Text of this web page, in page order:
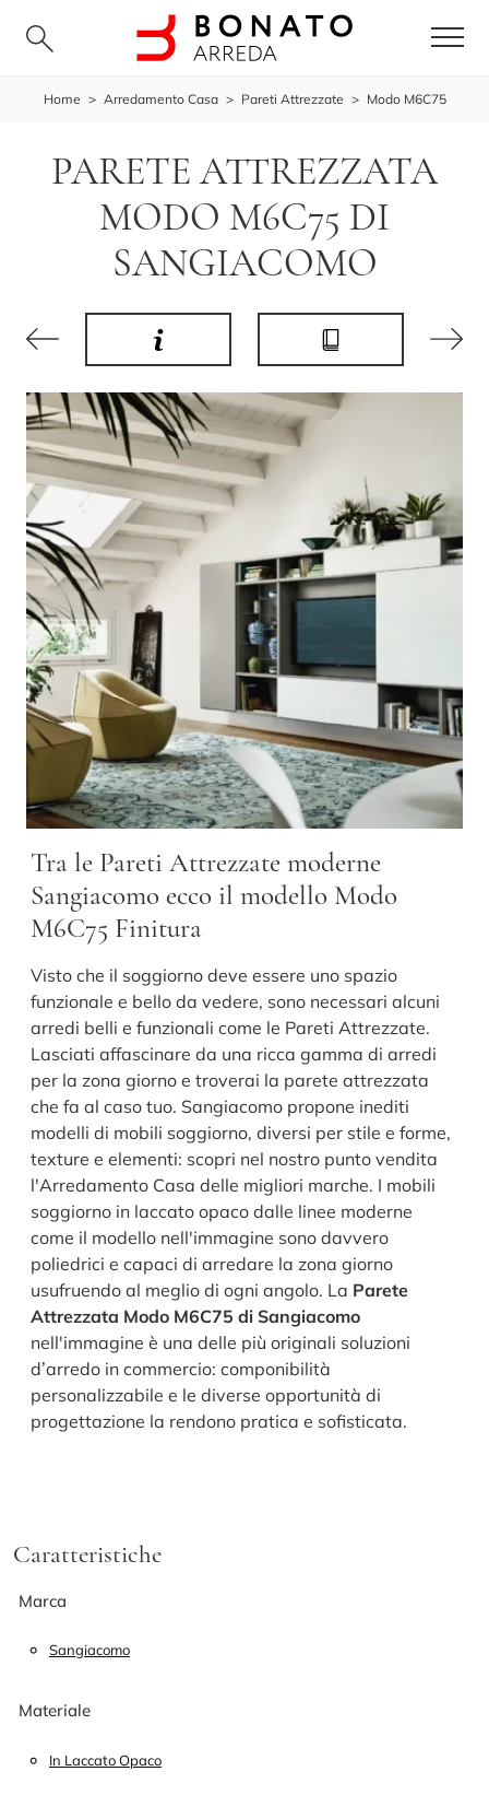
Home > Arredamento Casa > Pareti Attrezzate > Modo M6C75
PARETE ATTREZZATA
MODO M6C75 DI
SANGIACOMO
Tra le Pareti Attrezzate moderne
Sangiacomo ecco il modello Modo
M6C75 Finitura
Visto che il soggiorno deve essere uno spazio
funzionale e bello da vedere, sono necessari alcuni
arredi belli e funzionali come le Pareti Attrezzate.
Lasciati affascinare da una ricca gamma di arredi
per la zona giorno e troverai la parete attrezzata
che fa al caso tuo. Sangiacomo propone inediti
modelli di mobili soggiorno, diversi per stile e forme,
texture e elementi: scopri nel nostro punto vendita
l'Arredamento Casa delle migliori marche. I mobili
soggiorno in laccato opaco dalle linee moderne
come il modello nell'immagine sono davvero
poliedrici e capaci di arredare la zona giorno
usufruendo al meglio di ogni angolo. La Parete
Attrezzata Modo M6C75 di Sangiacomo
nell'immagine è una delle più originali soluzioni
d’arredo in commercio: componibilità
personalizzabile e le diverse opportunità di
progettazione la rendono pratica e sofisticata.
Caratteristiche
Marca
Sangiacomo
Materiale
In Laccato Opaco